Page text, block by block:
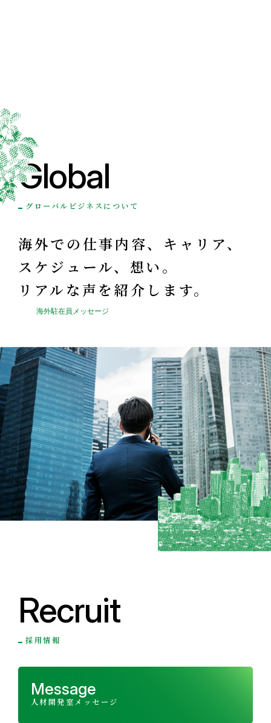
Global
グローバルビジネスについて
海外での仕事内容、キャリア、
スケジュール、想い。
リアルな声を紹介します。
海外駐在員メッセージ
Recruit
採用情報
Message
人材開発室メッセージ